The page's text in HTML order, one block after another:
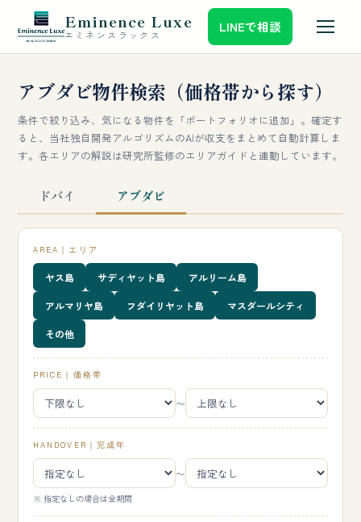
Eminence Luxe
エミネンスラックス LINEで相談
アブダビ物件検索（価格帯から探す）
条件で絞り込み、気になる物件を「ポートフォリオに追加」。確定す
ると、当社独自開発アルゴリズムのAIが収支をまとめて自動計算しま
す。各エリアの解説は研究所監修のエリアガイドと連動しています。
ドバイ アブダビ
AREA｜エリア
ヤス島 サディヤット島 アルリーム島
アルマリヤ島 フダイリヤット島 マスダールシティ
その他
PRICE｜価格帯
〜
HANDOVER｜完成年
〜
※ 指定なしの場合は全期間